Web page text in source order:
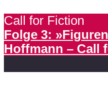
Call for Fiction
Folge 3:
Hoffmann – Call